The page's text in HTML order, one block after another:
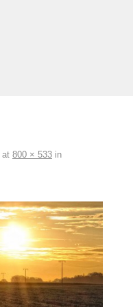
at 800 × 533 in